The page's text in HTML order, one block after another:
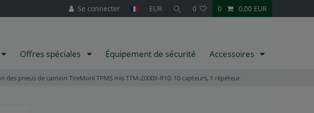
Se connecter EUR 0 0 0,00 EUR
Offres spéciales Équipement de sécurité Accessoires
des pneus de camion TireMoni TPMS mis TTM-2000X-R10: 10 capteurs, 1 répéteur